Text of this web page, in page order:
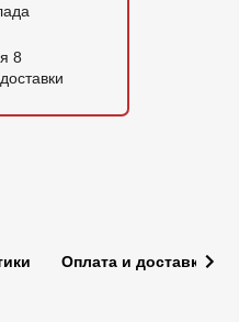
8
Оплата и доставка